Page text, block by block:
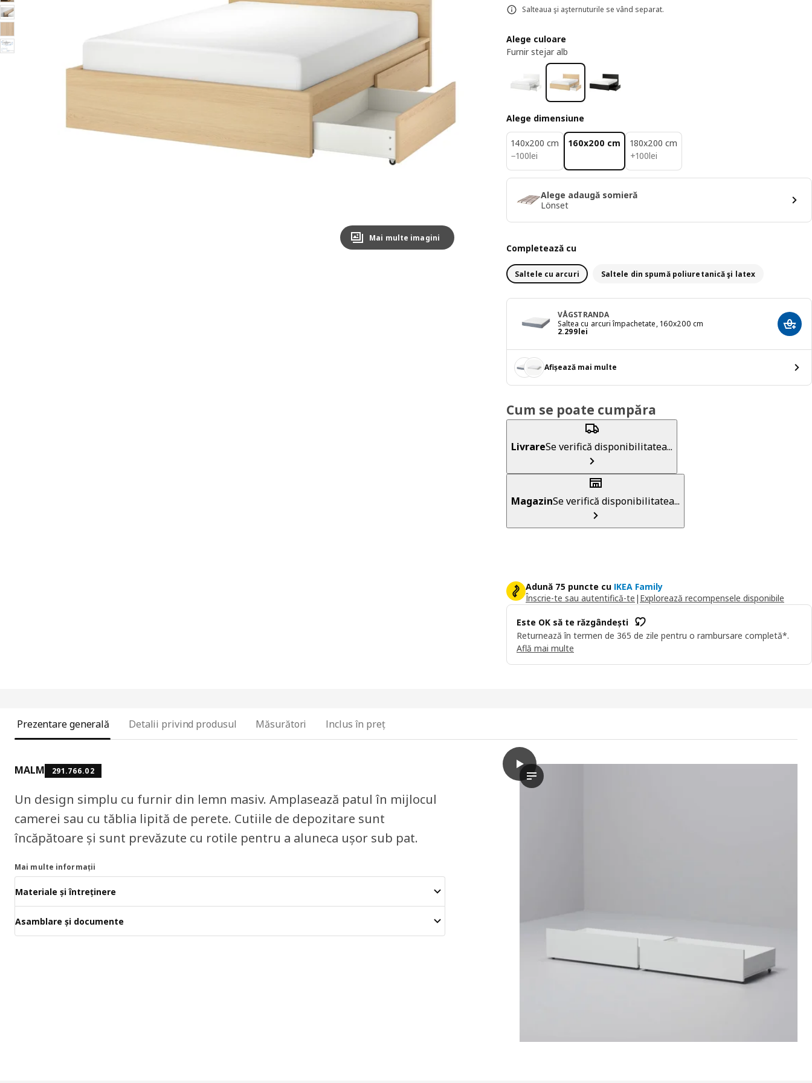
Image zoomed out, normal view
Mai multe imagini
Salteaua şi aşternuturile se vând separat.
Alege culoare
Furnir stejar alb
Alege dimensiune
140x200 cm
−100lei
100lei
160x200 cm
180x200 cm
+100lei
100lei
Alege adaugă somieră
Lönset
Completează cu
Saltele cu arcuri Saltele din spumă poliuretanică şi latex
VÅGSTRANDA
Saltea cu arcuri împachetate, 160x200 cm
2.299lei
Preț 2299lei
Afișează mai multe
Cum se poate cumpăra
LivrareSe verifică disponibilitatea...
MagazinSe verifică disponibilitatea...
Adună 75 puncte cu IKEA Family
Înscrie-te sau autentifică-te | Explorează recompensele disponibile
Este OK să te răzgândești
Returnează în termen de 365 de zile pentru o rambursare completă*.
Află mai multe
Prezentare generală Detalii privind produsul Măsurători Inclus în preț
MALM 291.766.02
Un design simplu cu furnir din lemn masiv. Amplasează patul în mijlocul
camerei sau cu tăblia lipită de perete. Cutiile de depozitare sunt
încăpătoare și sunt prevăzute cu rotile pentru a aluneca ușor sub pat.
Mai multe informații
Materiale și întreținere
Asamblare și documente
play
Videoclipul prezintă procesul de asamblare a unui cadru de pat
MALM Cadru pat înalt+2 cutii depozitare, furnir stejar alb/Lönset,